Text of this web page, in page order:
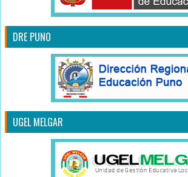
DRE PUNO
UGEL MELGAR